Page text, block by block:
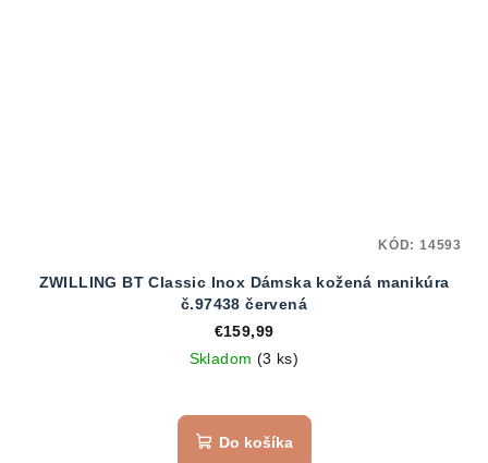
ZWILLING BT Classic Inox Dámska kožená manikúra
č.97438 červená
€159,99
Skladom (3 ks)
Do košíka
KÓD: 14593